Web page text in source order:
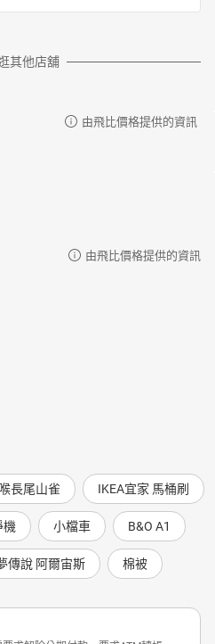
其他店舖
由飛比價格提供的資訊
由飛比價格提供的資訊
長尾山雀 IKEA宜家 馬桶刷
機 小檔車 B&O A1
傳說 阿爾宙斯 棉被